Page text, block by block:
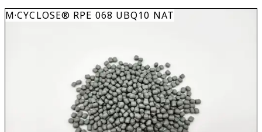
M·CYCLOSE® RPE 068 UBQ10 NAT